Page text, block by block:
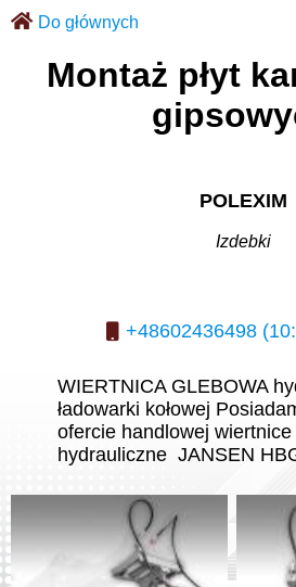
Do głównych
Montaż płyt
POLEXIM
Izdebki
+48602436498
WIERTNICA GLEBOWA
ładowarki kołowej
ofercie handlowej
hydrauliczne JANSEN